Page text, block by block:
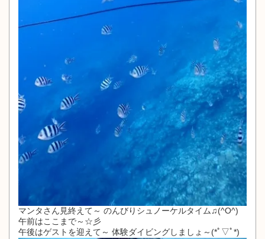
マンタさん見終えて～ のんびりシュノーケルタイム♫(^O^)
午前はここまで～☆彡
午後はゲストを迎えて～ 体験ダイビングしましょ～(*ﾟ▽ﾟ*)